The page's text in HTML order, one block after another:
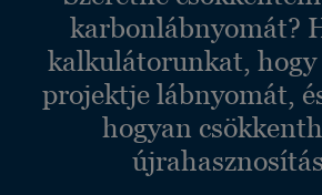
karbonlábnyomát?
kalkulátorunkat, hogy
projektje lábnyomát,
hogyan